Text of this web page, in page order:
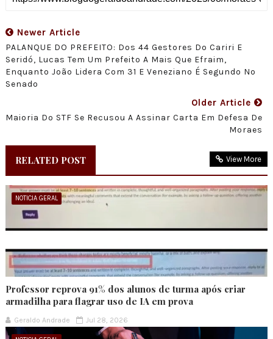
Newer Article
PALANQUE DO PREFEITO: Dos 44 Gestores Do Cariri E
Seridó, Lucas Tem Um Prefeito A Mais Que Efraim,
Enquanto João Lidera Com 31 E Veneziano É Segundo No
Senado
Older Article
Maioria Do STF Se Recusou A Assinar Carta Em Defesa De
Moraes
RELATED POST View More
NOTICIA GERAL
Professor reprova 91% dos alunos de turma após criar
armadilha para flagrar uso de IA em prova
Geraldo Andrade Jul 28, 2026